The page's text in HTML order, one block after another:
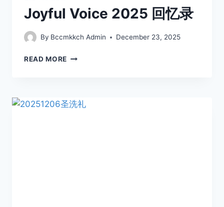
Joyful Voice 2025 回忆录
By Bccmkkch Admin December 23, 2025
READ MORE